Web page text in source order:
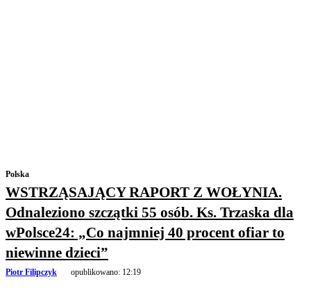
Polska
WSTRZĄSAJĄCY RAPORT Z WOŁYNIA.
Odnaleziono szczątki 55 osób. Ks. Trzaska dla
wPolsce24: „Co najmniej 40 procent ofiar to
niewinne dzieci”
Piotr Filipczyk opublikowano: 12:19